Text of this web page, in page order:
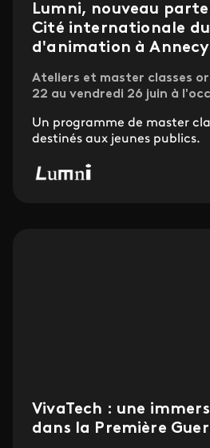
Lumni, nouveau
Cité internationale
d'animation à Annecy
Ateliers et master classes
22 au vendredi 26 juin à
Un programme de master
destinés aux jeunes publics.
VivaTech : une
dans la Première